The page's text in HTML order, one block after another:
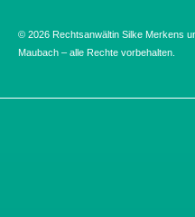
© 2026 Rechtsanwältin Silke Merkens
Maubach – alle Rechte vorbehalten.